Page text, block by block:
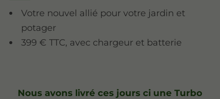
Votre nouvel allié pour votre jardin et
potager
399 € TTC, avec chargeur et batterie
Nous avons livré ces jours ci une Turbo